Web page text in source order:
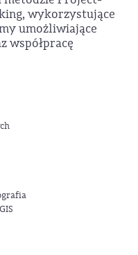
wykorzystujące
umożliwiające
współpracę